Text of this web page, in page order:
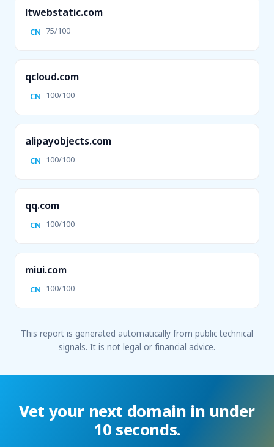
ltwebstatic.com
CN 75/100
qcloud.com
CN 100/100
alipayobjects.com
CN 100/100
qq.com
CN 100/100
miui.com
CN 100/100
This report is generated automatically from public technical
signals. It is not legal or financial advice.
Vet your next domain in under
10 seconds.